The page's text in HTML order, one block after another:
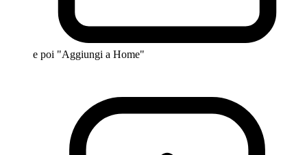
e poi "Aggiungi a Home"